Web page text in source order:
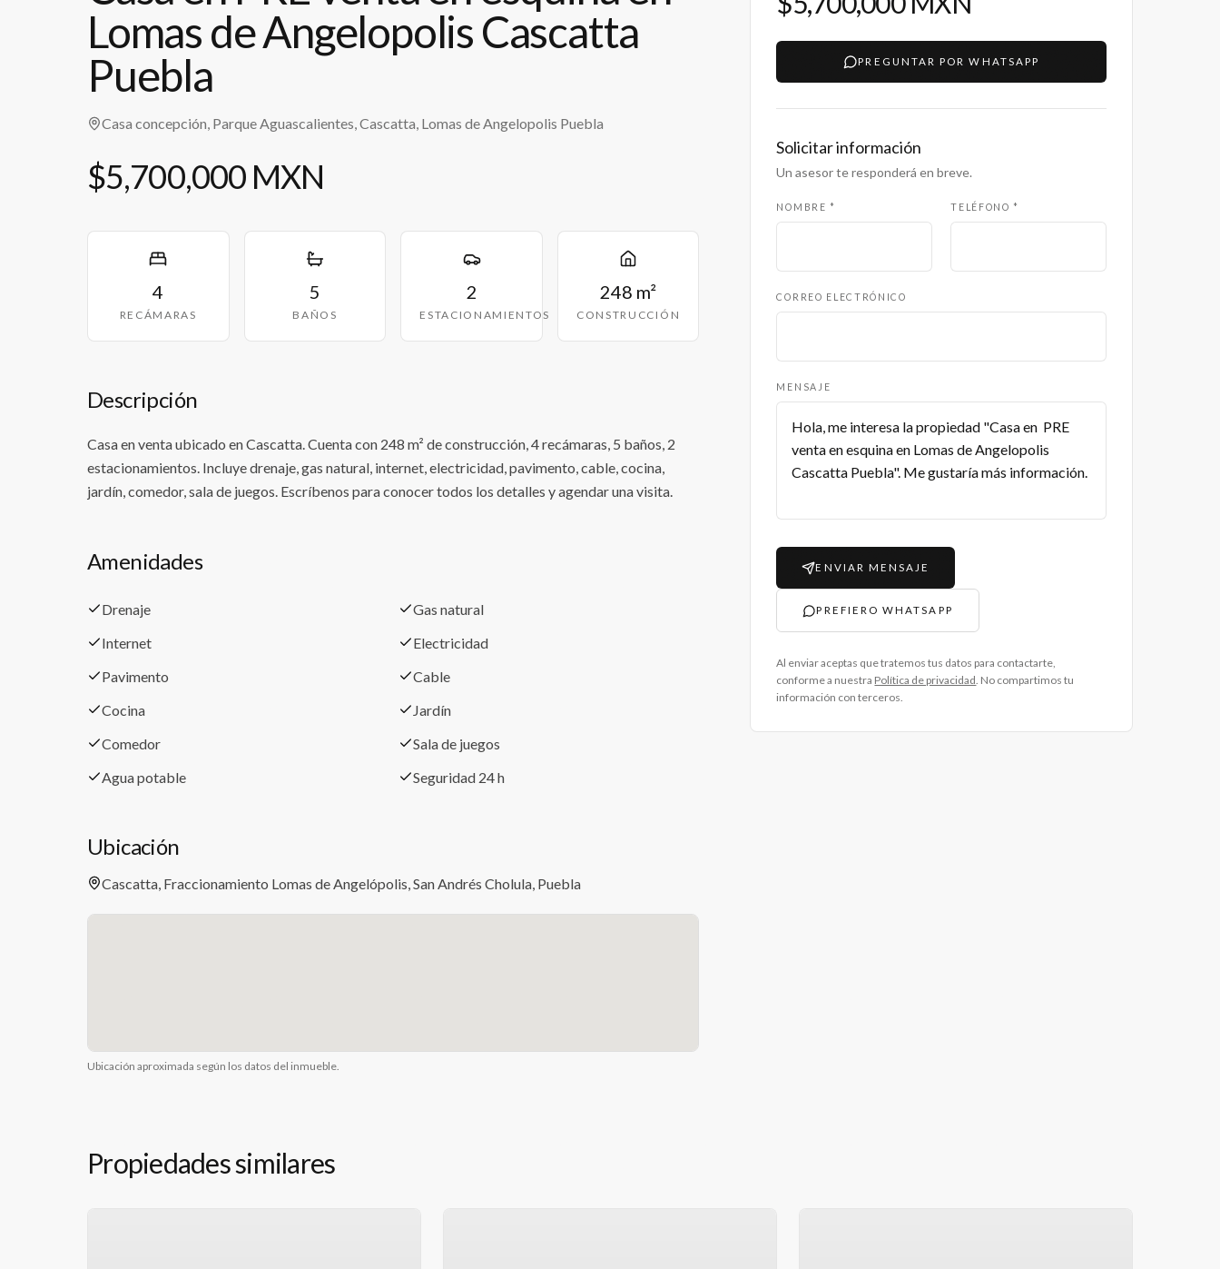
Lomas de Angelopolis Cascatta
Puebla
Casa concepción, Parque Aguascalientes, Cascatta, Lomas de Angelopolis Puebla
$5,700,000 MXN
4
RECÁMARAS
5
BAÑOS
2
ESTACIONAMIENTOS
248 m²
CONSTRUCCIÓN
Descripción
Casa en venta ubicado en Cascatta. Cuenta con 248 m² de construcción, 4 recámaras, 5 baños, 2
estacionamientos. Incluye drenaje, gas natural, internet, electricidad, pavimento, cable, cocina,
jardín, comedor, sala de juegos. Escríbenos para conocer todos los detalles y agendar una visita.
Amenidades
Drenaje
Gas natural
Internet
Electricidad
Pavimento
Cable
Cocina
Jardín
Comedor
Sala de juegos
Agua potable
Seguridad 24 h
Ubicación
Cascatta, Fraccionamiento Lomas de Angelópolis, San Andrés Cholula, Puebla
Ubicación aproximada según los datos del inmueble.
PREGUNTAR POR WHATSAPP
Solicitar información
Un asesor te responderá en breve.
NOMBRE * TELÉFONO *
CORREO ELECTRÓNICO
MENSAJE
ENVIAR MENSAJE
PREFIERO WHATSAPP
Al enviar aceptas que tratemos tus datos para contactarte,
conforme a nuestra Política de privacidad. No compartimos tu
información con terceros.
Propiedades similares